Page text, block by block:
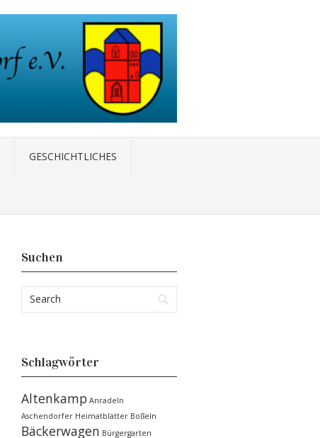
GESCHICHTLICHES
Suchen
Schlagwörter
Altenkamp Anradeln
Aschendorfer Heimatblätter Boßeln
Bäckerwagen Bürgergarten